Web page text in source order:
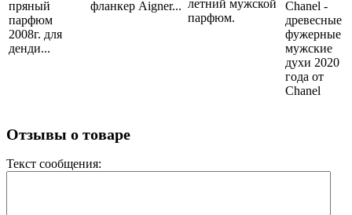
пряный
парфюм
2008г. для
денди...
фланкер Aigner... летний мужской
парфюм.
Chanel -
древесные
фужерные
мужские
духи 2020
года от
Chanel
Отзывы о товаре
Текст сообщения: